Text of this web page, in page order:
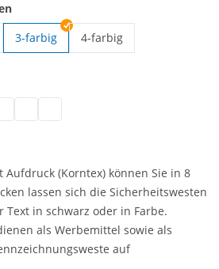
3-farbig
4-farbig
| grau| schwarz
Aufdruck (Korntex) können Sie in 8
lassen sich die Sicherheitswesten
in schwarz oder in Farbe.
als Werbemittel sowie als
auf